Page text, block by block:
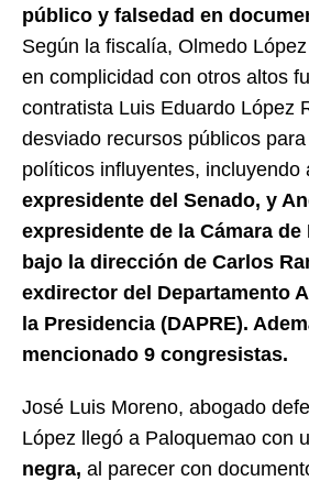
público y falsedad en
Según la fiscalía, Olmedo
en complicidad con otros altos
contratista Luis Eduardo López
desviado recursos públicos
políticos influyentes, incluyendo
expresidente del Senado, y
expresidente de la Cámara de
bajo la dirección de Carlos
exdirector del Departamento
la Presidencia (DAPRE).
mencionado 9 congresistas.
José Luis Moreno, abogado
López llegó a Paloquemao con
negra, al parecer con